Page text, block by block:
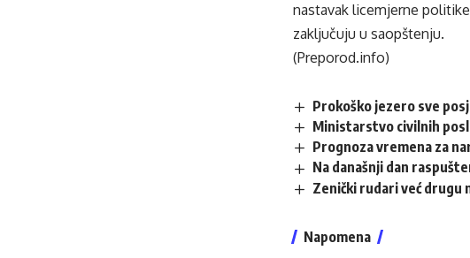
nastavak licemjerne
zaključuju u saopštenju.
(Preporod.info)
Prokoško jezero sve
Ministarstvo civilnih
Prognoza vremena za
Na današnji dan
Zenički rudari već drugu
Napomena